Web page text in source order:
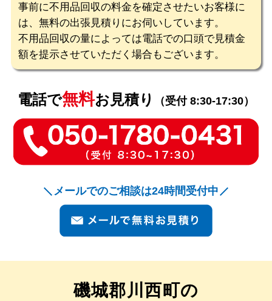
事前に不用品回収の料金を確定させたいお客様に
は、無料の出張見積りにお伺いしています。
不用品回収の量によっては電話での口頭で見積金
額を提示させていただく場合もございます。
電話で無料お見積り （受付 8:30-17:30）
メールでのご相談は24時間受付中
磯城郡川西町の